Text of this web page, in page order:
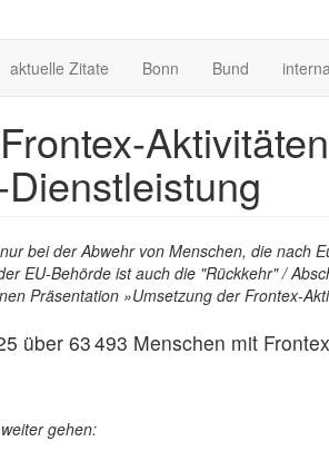
aktuelle Zitate Bonn Bund
bei der Abwehr von Menschen, die nach
EU-Behörde ist auch die "Rückkehr" /
Präsentation »Umsetzung der Frontex-
über 63 493 Menschen mit
gehen: